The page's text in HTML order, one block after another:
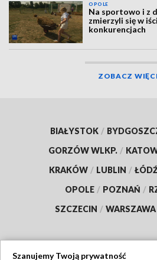
OPOLE
Na sportowo i z
zmierzyli się w
konkurencjach
ZOBACZ
BIAŁYSTOK /
GORZÓW WLKP. /
KRAKÓW / LUBLIN /
OPOLE / POZNAŃ /
SZCZECIN / WARSZAWA
Szanujemy Twoją prywatność